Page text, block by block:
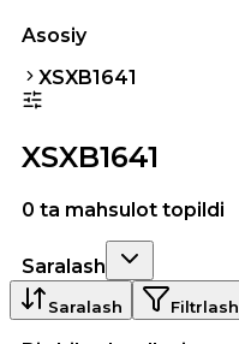
Asosiy
XSXB1641
XSXB1641
0 ta mahsulot topildi
Saralash
Saralash Filtrlash